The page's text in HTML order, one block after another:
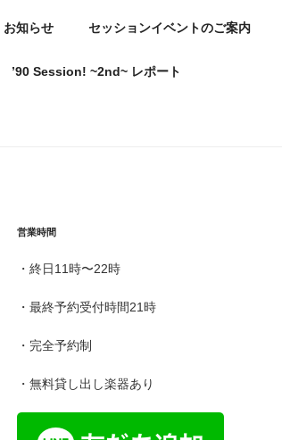
お知らせ セッションイベントのご案内
’90 Session! ~2nd~ レポート
営業時間
・終日11時〜22時
・最終予約受付時間21時
・完全予約制
・無料貸し出し楽器あり